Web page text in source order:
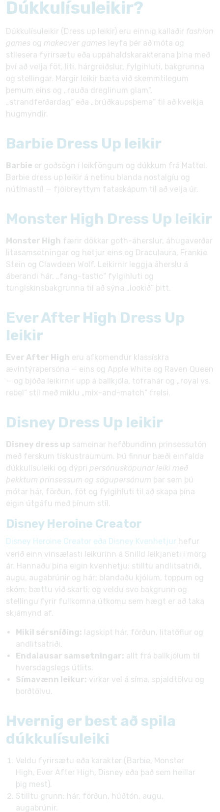
Dúkkulísuleikir?
Dúkkulísuleikir (Dress up leikir) eru einnig kallaðir fashion
games og makeover games leyfa þér að móta og
stílesera fyrirsætu eða uppáhaldskarakterana þína með
því að velja föt, liti, hárgreiðslur, fylgihluti, bakgrunna
og stellingar. Margir leikir bæta við skemmtilegum
þemum eins og „rauða dreglinum glam“,
„strandferðardag“ eða „brúðkaupsþema“ til að kveikja
hugmyndir.
Barbie Dress Up leikir
Barbie er goðsögn í leikföngum og dúkkum frá Mattel.
Barbie dress up leikir á netinu blanda nostalgíu og
nútímastíl — fjölbreyttym fataskápum til að velja úr.
Monster High Dress Up leikir
Monster High færir dökkar goth-áherslur, áhugaverðar
litasamsetningar og hetjur eins og Draculaura, Frankie
Stein og Clawdeen Wolf. Leikirnir leggja áherslu á
áberandi hár, „fang-tastic“ fylgihluti og
tunglskinsbakgrunna til að sýna „lookið“ þitt.
Ever After High Dress Up
leikir
Ever After High eru afkomendur klassískra
ævintýrapersóna — eins og Apple White og Raven Queen
— og bjóða leikirnir upp á ballkjóla, töfrahár og „royal vs.
rebel“ stíl með miklu „mix-and-match“ frelsi.
Disney Dress Up leikir
Disney dress up sameinar hefðbundinn prinsessutón
með ferskum tískustraumum. Þú finnur bæði einfalda
dúkkulísuleiki og dýpri persónusköpunar leiki með
þekktum prinsessum og sögupersónum þar sem þú
mótar hár, förðun, föt og fylgihluti til að skapa þína
eigin útgáfu með þínum stíl.
Disney Heroine Creator
Disney Heroine Creator eða Disney Kvenhetjur hefur
verið einn vinsælasti leikurinn á Snilld leikjaneti í mörg
ár. Hannaðu þína eigin kvenhetju: stilltu andlitsatriði,
augu, augabrúnir og hár; blandaðu kjólum, toppum og
skóm; bættu við skarti; og veldu svo bakgrunn og
stellingu fyrir fullkomna útkomu sem hægt er að taka
skjámynd af.
Mikil sérsníðing: lagskipt hár, förðun, litatöflur og
andlitsatriði.
Endalausar samsetningar: allt frá ballkjólum til
hversdagslegs útlits.
Símavænn leikur: virkar vel á síma, spjaldtölvu og
borðtölvu.
Hvernig er best að spila
dúkkulísuleiki
Veldu fyrirsætu eða karakter (Barbie, Monster
High, Ever After High, Disney eða það sem heillar
þig mest).
Stilltu grunn: hár, förðun, húðtón, augu,
augabrúnir.